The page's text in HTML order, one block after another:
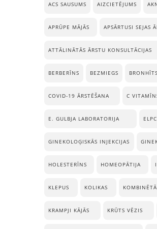
ACS SAUSUMS AIZCIETĒJUMS
APRŪPE MĀJĀS APSĀRTUSI SEJAS
ATTĀLINĀTĀS ĀRSTU KONSULTĀCIJAS
BERBERĪNS BEZMIEGS BRONHĪTS
COVID-19 ĀRSTĒŠANA C
E. GULBJA LABORATORIJA
GINEKOLOĢISKĀS INJEKCIJAS
HOLESTERĪNS HOMEOPĀTIJA
KLEPUS KOLIKAS
KRAMPJI KĀJĀS KRŪTS VĒZIS